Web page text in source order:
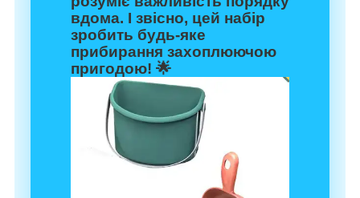
вдома. І звісно, цей набір
зробить будь-яке
прибирання захоплюючою
пригодою! 🌟